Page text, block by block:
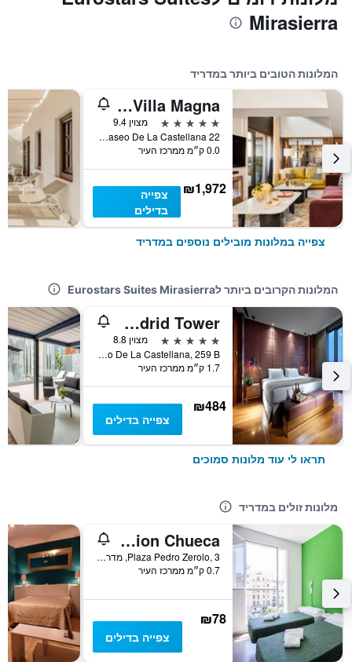
Mirasierra
המלונות הטובים ביותר במדריד
Rosewood Villa Magna
5 כוכבים
מצוין 9.4
Paseo De La Castellana 22, מדריד, ספרד
0.0 ק״מ ממרכז העיר
₪1,972
צפייה
בדילים
צפייה במלונות מובילים נוספים במדריד
המלונות הקרובים ביותר לEurostars Suites Mirasierra
Eurostars Madrid Tower
5 כוכבים
מצוין 8.8
Paseo De La Castellana, 259 B, מדריד, ספרד
1.7 ק״מ ממרכז העיר
₪484
צפייה בדילים
תראו לי עוד מלונות סמוכים
מלונות זולים במדריד
Motion Chueca
Plaza Pedro Zerolo, 3, מדריד, ספרד
0.7 ק״מ ממרכז העיר
₪78
צפייה בדילים